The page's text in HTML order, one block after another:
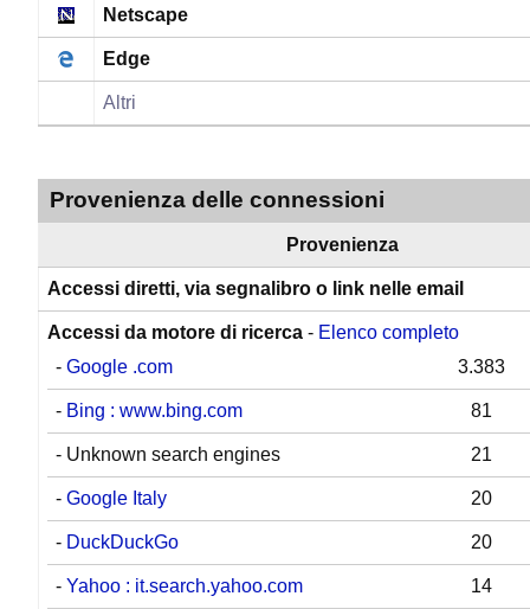
Netscape
Edge
Altri
Provenienza delle connessioni
Provenienza
Accessi diretti, via segnalibro o link nelle email
Accessi da motore di ricerca - Elenco completo
- Google .com 3.383
- Bing : www.bing.com 81
- Unknown search engines 21
- Google Italy 20
- DuckDuckGo 20
- Yahoo : it.search.yahoo.com 14